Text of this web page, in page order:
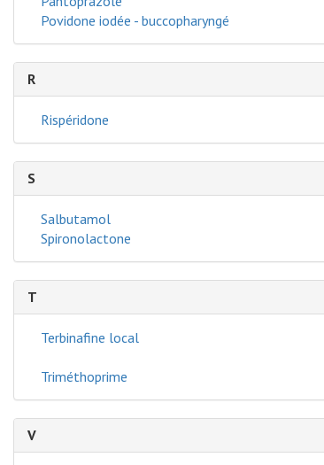
Povidone iodée - buccopharyngé
R
Rispéridone
S
Salbutamol
Spironolactone
T
Terbinafine local
Triméthoprime
V